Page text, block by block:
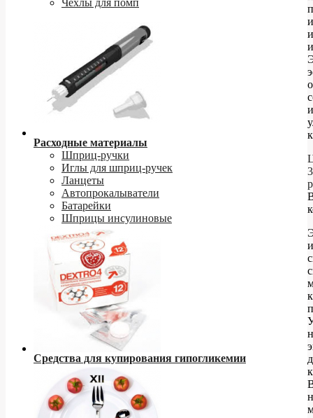
Расходные материалы
Шприц-ручки
Иглы для шприц-ручек
Ланцеты
Автопрокалыватели
Батарейки
Шприцы инсулиновые
Средства для купирования гипогликемии
и
и